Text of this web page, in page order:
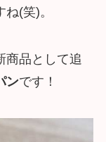
(笑)。
商品として追
ンです！